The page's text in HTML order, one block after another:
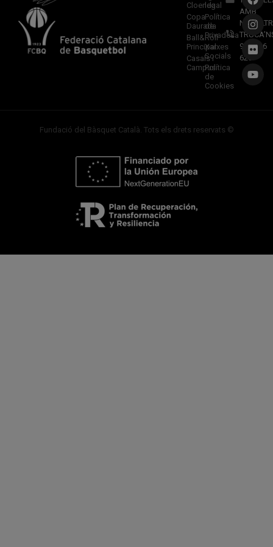
Cloenda
Copa
Daurada
Ball&Roll
Principal
Casals i
Campus
legal
Política
de
Privadesa
Xarxes
Socials
Política
de
Cookies
AMB
933 966
620
Fundació del Bàsquet Català. Tots els drets reservats ©